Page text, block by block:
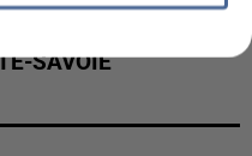
SAVOIE